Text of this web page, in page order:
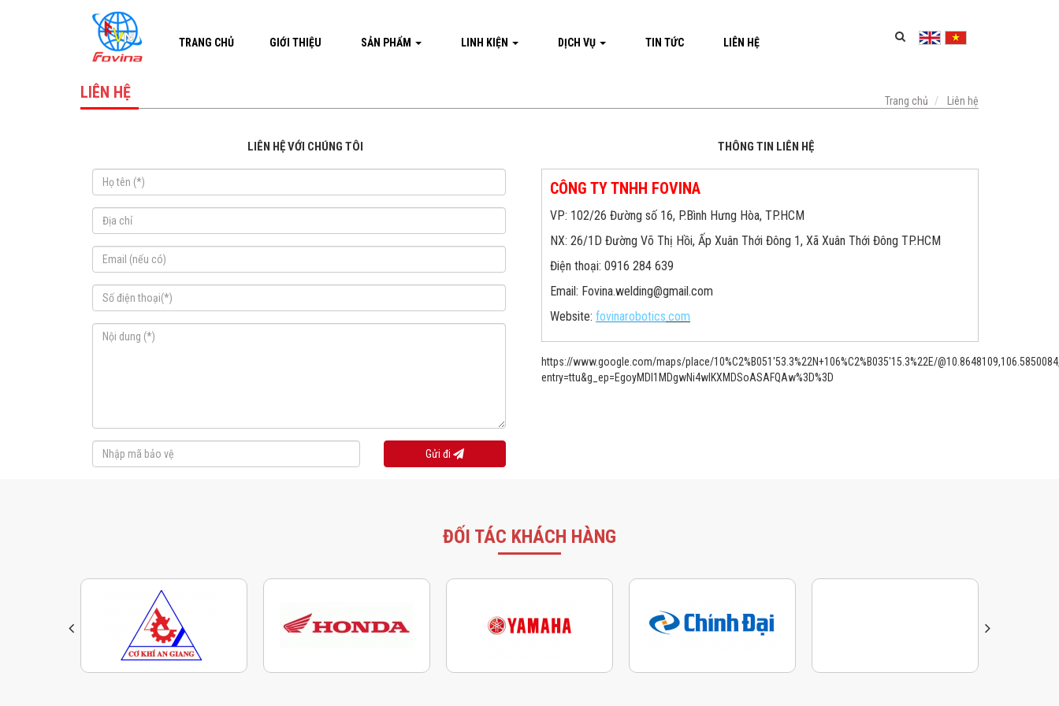
TRANG CHỦ GIỚI THIỆU SẢN PHẨM LINH KIỆN DỊCH VỤ TIN TỨC LIÊN HỆ
LIÊN HỆ Trang chủ Liên hệ
LIÊN HỆ VỚI CHÚNG TÔI
Gửi đi
THÔNG TIN LIÊN HỆ
CÔNG TY TNHH FOVINA
VP: 102/26 Đường số 16, P.Bình Hưng Hòa, TP.HCM
NX: 26/1D Đường Võ Thị Hồi, Ấp Xuân Thới Đông 1, Xã Xuân Thới Đông TP.HCM
Điện thoại: 0916 284 639
Email: Fovina.welding@gmail.com
Website: fovinarobotics.com
https://www.google.com/maps/place/10%C2%B051'53.3%22N+106%C2%B035'15.3%22E/
entry=ttu&g_ep=EgoyMDI1MDgwNi4wIKXMDSoASAFQAw%3D%3D
ĐỐI TÁC KHÁCH HÀNG